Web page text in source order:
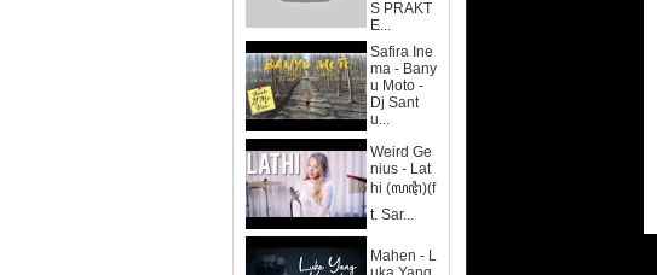
S PRAKT
E...
Safira Ine
ma - Bany
u Moto -
Dj Sant
u...
Weird Ge
nius - Lat
hi (ꦭꦛꦶ)(f
t. Sar...
Mahen - L